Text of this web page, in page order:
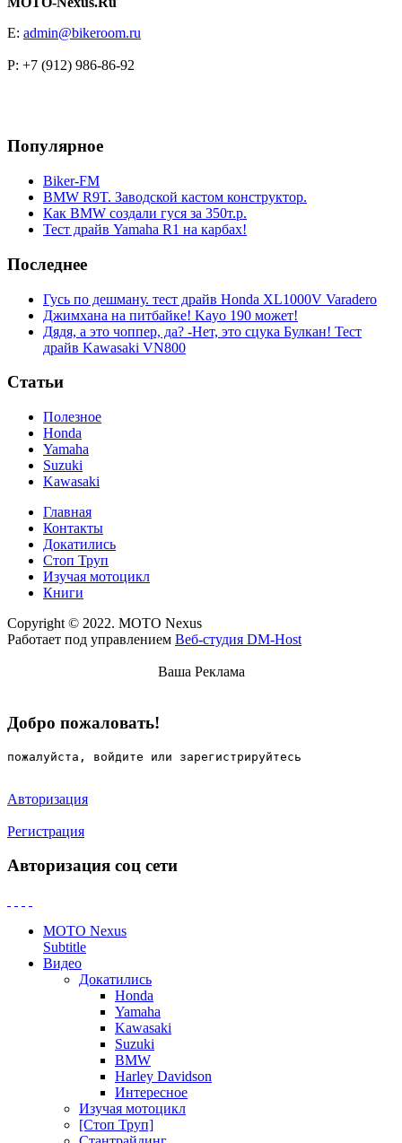
E: admin@bikeroom.ru
P: +7 (912) 986-86-92
Популярное
Biker-FM
BMW R9T. Заводской кастом конструктор.
Как BMW создали гуся за 350т.р.
Тест драйв Yamaha R1 на карбах!
Последнее
Гусь по дешману. тест драйв Honda XL1000V Varadero
Джимхана на питбайке! Kayo 190 может!
Дядя, а это чоппер, да? -Нет, это сцука Булкан! Тест
драйв Kawasaki VN800
Статьи
Полезное
Honda
Yamaha
Suzuki
Kawasaki
Главная
Контакты
Докатились
Стоп Труп
Изучая мотоцикл
Книги
Copyright © 2022. MOTO Nexus
Работает под управлением Веб-студия DM-Host
Ваша Реклама
Добро пожаловать!
пожалуйста, войдите или зарегистрируйтесь
Авторизация
Регистрация
Авторизация соц сети
MOTO Nexus
Subtitle
Видео
Докатились
Honda
Yamaha
Kawasaki
Suzuki
BMW
Harley Davidson
Интересное
Изучая мотоцикл
[Стоп Труп]